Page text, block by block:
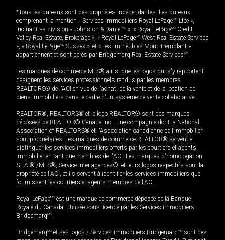
*Tous les bureaux sont des propriétés indépendantes. Les bureaux
comprenant la mention « Services immobiliers Royal LePageMD Ltée »,
incluant sa division « Johnston & Daniel MD », « Royal LePageMD Credit
Valley Real Estate, Brokerage », « Royal LePageMD West Real Estate Services
», « Royal LePageMD Sussex », et « Les immeubles Mont-Tremblant »
appartiennent et sont gérés par Bridgemarq Real Estate ServicesMD.
Les marques de commerce MLS® ainsi que les logos qui s'y rapportent
désignent les services professionnels rendus par les membres
REALTORS® de l'ACI en vue de l'achat, de la vente et de la location de
biens immobiliers dans le cadre d'un système de vente collaborative.
REALTOR®, REALTORS® et le logo REALTOR® sont des marques
déposées de REALTOR® Canada Inc., une compagnie dont la National
Association of REALTORS® et l'Association canadienne de l’immobilier
sont propriétaires. Les marques de commerce REALTOR® servent à
distinguer les services immobiliers offerts par les courtiers et agents
immobilier en tant que membres de l'ACI. Les marques d'homologation
S.I.A.® /MLS®, Service inter-agences®, et leurs logos respectifs sont la
propriété de l'ACI, et ils servent à identifier les services immobiliers que
fournissent les courtiers et agents membres de l'ACI.
Royal LePageMD est une marque de commerce déposée de la Banque
Royale du Canada, utilisée sous licence par les Services immobiliers
BridgemarqMD.
BridgemarqMD et ses logos / Services immobiliers BridgemarqMD sont des